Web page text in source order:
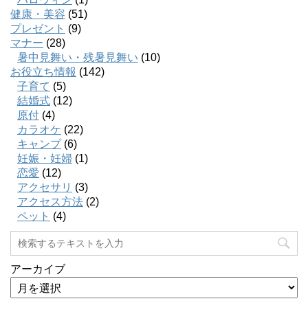
健康・美容 (51)
プレゼント (9)
マナー (28)
暑中見舞い・残暑見舞い (10)
お役立ち情報 (142)
子育て (5)
結婚式 (12)
原付 (4)
カラオケ (22)
キャンプ (6)
妊娠・妊婦 (1)
恋愛 (12)
アクセサリ (3)
アクセス方法 (2)
ペット (4)
アーカイブ